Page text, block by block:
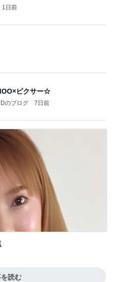
1日前
ピクサー☆
のブログ 7日前
読む